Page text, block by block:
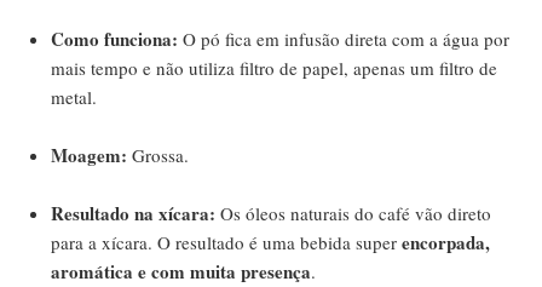
Como funciona: O pó fica em infusão direta com a água por
mais tempo e não utiliza filtro de papel, apenas um filtro de
metal.
Moagem: Grossa.
Resultado na xícara: Os óleos naturais do café vão direto
para a xícara. O resultado é uma bebida superencorpada,
aromática e com muita presença.